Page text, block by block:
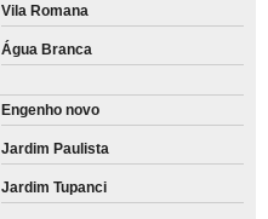
Vila Romana
Água Branca
Engenho novo
Jardim Paulista
Jardim Tupanci